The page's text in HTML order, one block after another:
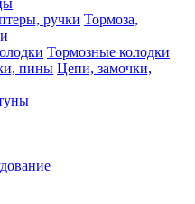
Тормоза,
Тормозные колодки
Цепи, замочки,